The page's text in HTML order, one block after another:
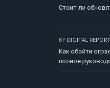
Стоит ли
BY DIGITAL REPORT
Как обойти
полное